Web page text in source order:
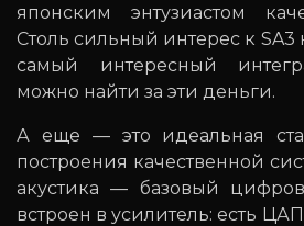
японским энтузиастом
Столь сильный интерес к SA3
самый интересный
можно найти за эти деньги.
А еще — это идеальная
построения качественной
акустика — базовый
встроен в усилитель: есть